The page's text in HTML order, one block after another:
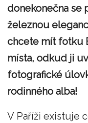
donekonečna se
železnou
chcete mít fotku
místa, odkud ji
fotografické
rodinného alba!
V Paříži existuje